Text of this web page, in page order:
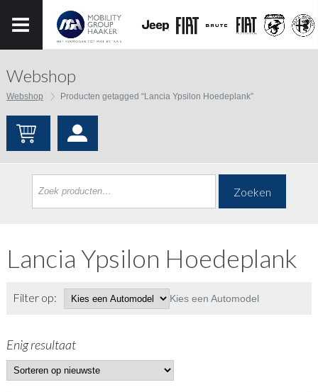
Webshop
Webshop Producten getagged “Lancia Ypsilon Hoedeplank”
Zoeken
Lancia Ypsilon Hoedeplank
Filter op: Kies een Automodel
Enig resultaat